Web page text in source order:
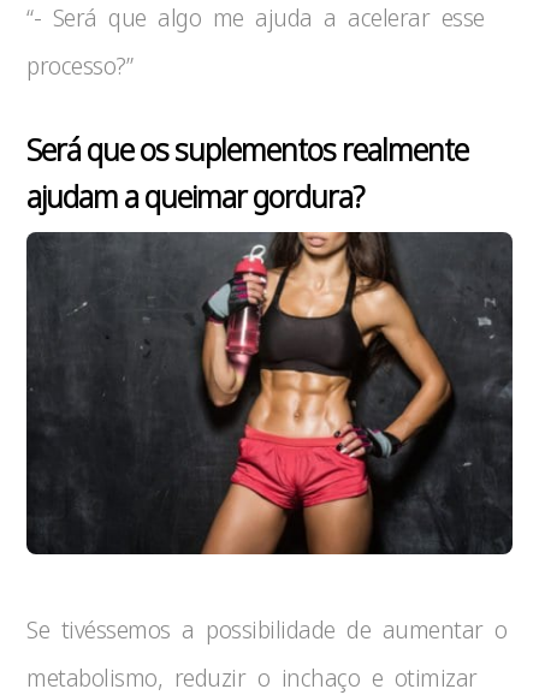
“- Será que algo me ajuda a acelerar esse
processo?”
Será que os suplementos realmente
ajudam a queimar gordura?
Se tivéssemos a possibilidade de aumentar o
metabolismo, reduzir o inchaço e otimizar